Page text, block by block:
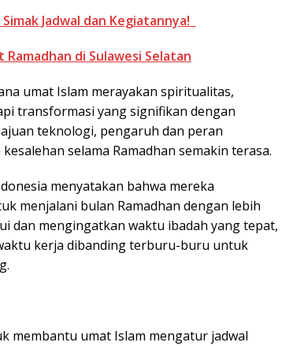
Jadwal dan Kegiatannya!
di Sulawesi Selatan
umat Islam merayakan spiritualitas,
transformasi yang signifikan dengan
teknologi, pengaruh dan peran
selama Ramadhan semakin terasa.
menyatakan bahwa mereka
menjalani bulan Ramadhan dengan lebih
dan mengingatkan waktu ibadah yang tepat,
kerja dibanding terburu-buru untuk
membantu umat Islam mengatur jadwal